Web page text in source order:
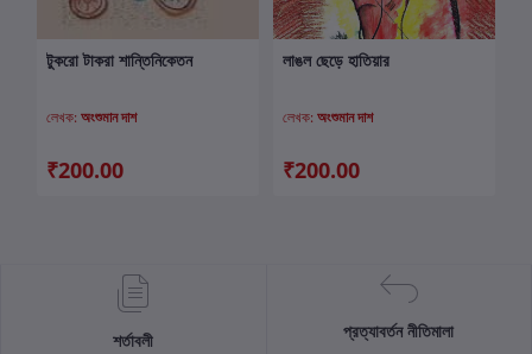
কার্টে যোগ করুন
টুকরো টাকরা শান্তিনিকেতন
লেখক: অংশুমান দাশ
₹200.00
কার্টে যোগ করুন
লাঙল ছেড়ে হাতিয়ার
লেখক: অংশুমান দাশ
₹200.00
শর্তাবলী প্রত্যাবর্তন নীতিমালা